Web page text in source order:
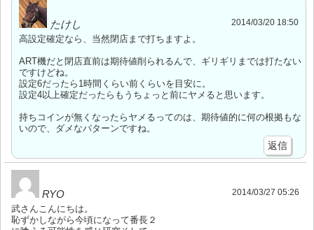
たけし 2014/03/20 18:50
高設定確定なら、当然閉店まで打ちますよ。
ART機だと閉店直前は期待値削られるんで、ギリギリまでは打たない
ですけどね。
設定6だったら1時間くらい前くらいを目安に。
設定4以上確定だったらもうちょっと前にヤメると思います。
持ちコインが無くなったらヤメるってのは、期待値的に何の根拠もな
いので、ダメなパターンですね。
返信
RYO 2014/03/27 05:26
武さんこんにちは。
恥ずかしながら今頃になって番長２